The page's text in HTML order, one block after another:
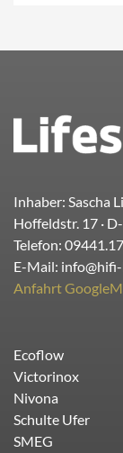
Inhaber: Sascha
Hoffeldstr. 17 · D-
Telefon:
E-Mail:
Anfahrt
Ecoflow
Victorinox
Nivona
Schulte Ufer
SMEG